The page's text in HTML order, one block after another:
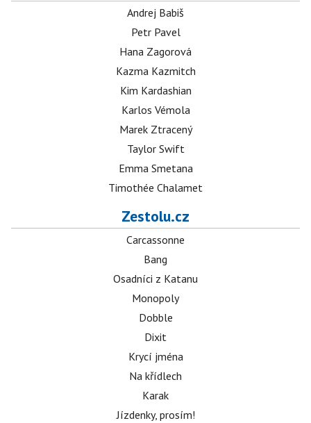
Andrej Babiš
Petr Pavel
Hana Zagorová
Kazma Kazmitch
Kim Kardashian
Karlos Vémola
Marek Ztracený
Taylor Swift
Emma Smetana
Timothée Chalamet
Zestolu.cz
Carcassonne
Bang
Osadníci z Katanu
Monopoly
Dobble
Dixit
Krycí jména
Na křídlech
Karak
Jízdenky, prosím!